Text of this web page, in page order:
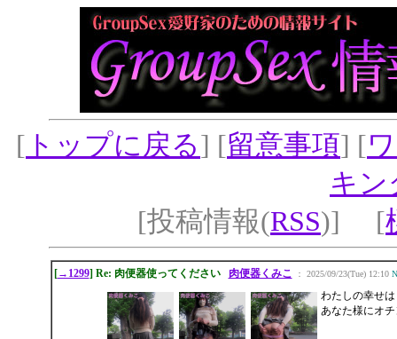
[ トップに戻る] [留意事項] [
キン
[投稿情報(RSS)] [
[→1299] Re: 肉便器使ってください 肉便器くみこ ： 2025/09/23(Tue) 12:10
わたしの幸せは
あなた様にオ